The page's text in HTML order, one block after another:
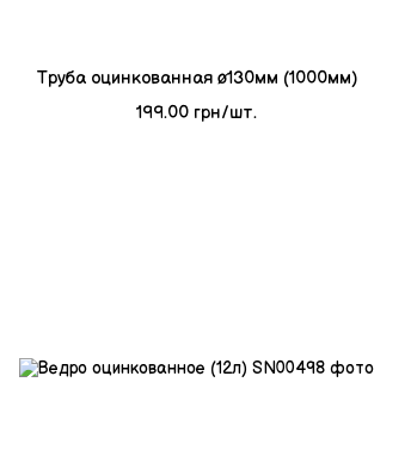
Tруба оцинкованная ø130мм (1000мм)
199.00 грн/шт.